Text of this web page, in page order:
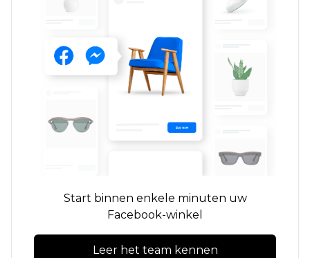
Start binnen enkele minuten uw
Facebook-winkel
Leer het team kennen